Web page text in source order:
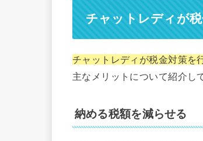
チャットレディが
チャットレディが税金対策を
主なメリットについて紹介し
納める税額を減らせる